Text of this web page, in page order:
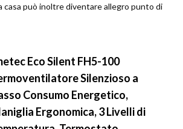
casa può inoltre diventare allegro punto di
Eco Silent FH5-100
Silenzioso a
Consumo Energetico,
Ergonomica, 3 Livelli di